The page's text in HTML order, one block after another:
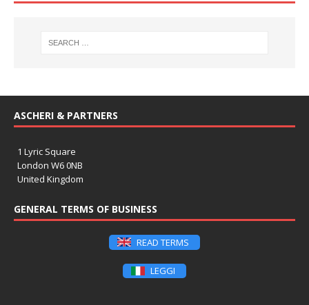
ASCHERI & PARTNERS
1 Lyric Square
London W6 0NB
United Kingdom
GENERAL TERMS OF BUSINESS
READ TERMS
LEGGI